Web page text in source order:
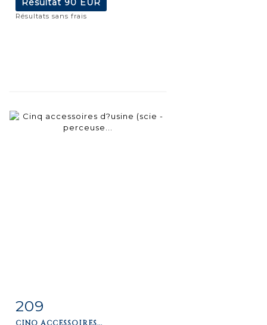
Résultat 90 EUR
Résultats sans frais
Fiche
209
CINQ ACCESSOIRES...